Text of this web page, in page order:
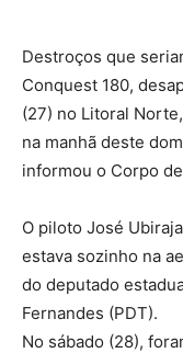
Destroços que
Conquest 180,
(27) no Litoral
na manhã deste
informou o Corpo
O piloto José
estava sozinho na
do deputado
Fernandes (PDT).
No sábado (28),